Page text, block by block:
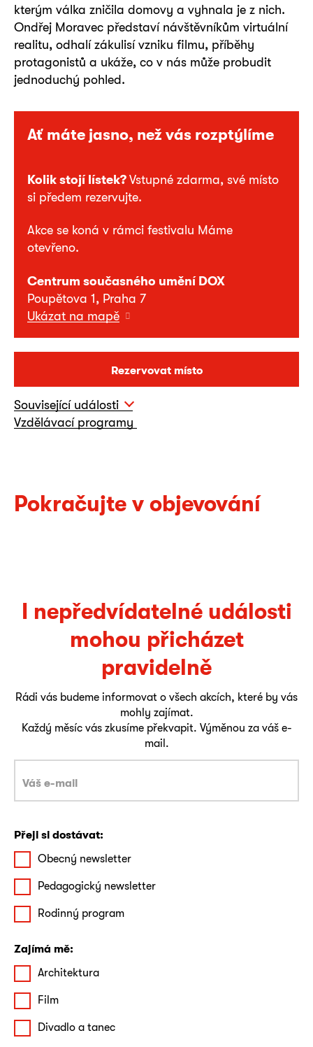
Ať máte jasno, než vás rozptýlíme
Kolik stojí lístek?Vstupné zdarma, své místo
si předem rezervujte.
Akce se koná v rámci festivalu Máme
otevřeno.
Centrum současného umění DOX
Poupětova 1, Praha 7
Ukázat na mapě
Rezervovat místo
kterým válka zničila domovy a vyhnala je z nich.
Ondřej Moravec představí návštěvníkům virtuální
realitu, odhalí zákulisí vzniku filmu, příběhy
protagonistů a ukáže, co v nás může probudit
jednoduchý pohled.
Související události
Vzdělávací programy
Pokračujte v objevování
I nepředvídatelné události
mohou přicházet
pravidelně
Rádi vás budeme informovat o všech akcích, které by vás
mohly zajímat.
Každý měsíc vás zkusíme překvapit. Výměnou za váš e-
mail.
Přeji si dostávat:
Obecný newsletter
Pedagogický newsletter
Rodinný program
Zajímá mě:
Architektura
Film
Divadlo a tanec